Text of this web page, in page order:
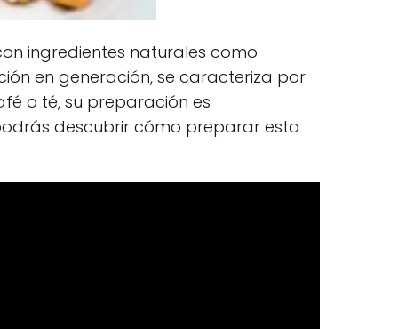
ingredientes naturales como
en generación, se caracteriza por
o té, su preparación es
descubrir cómo preparar esta